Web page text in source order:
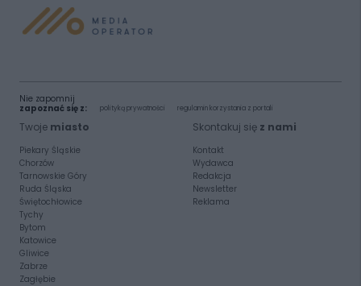
Nie zapomnij
zapoznać się z:
polityką prywatności regulamin korzystania z portali
Twoje miasto
Piekary Śląskie
Chorzów
Tarnowskie Góry
Ruda Śląska
Świętochłowice
Tychy
Bytom
Katowice
Gliwice
Zabrze
Zagłębie
Skontakuj się z nami
Kontakt
Wydawca
Redakcja
Newsletter
Reklama